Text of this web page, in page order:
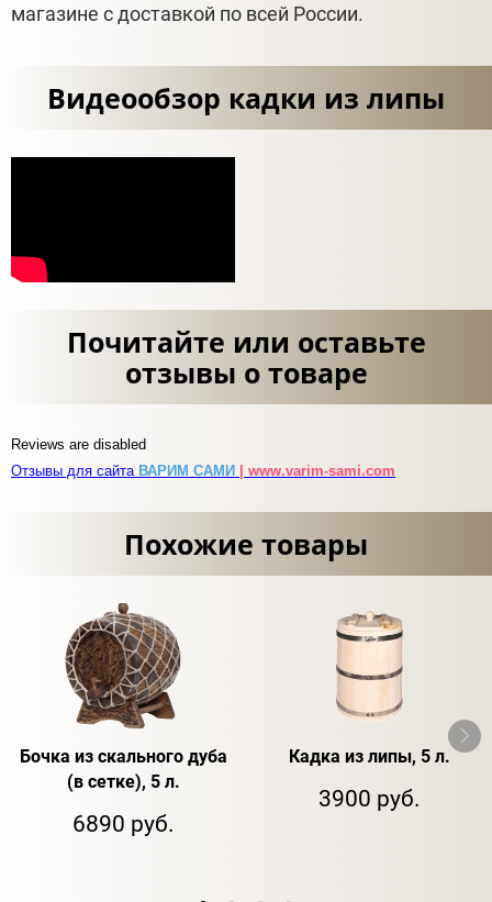
магазине с доставкой по всей России.
Видеообзор кадки из липы
Почитайте или оставьте
отзывы о товаре
Reviews are disabled
Отзывы для сайта ВАРИМ САМИ | www.varim-sami.com
Похожие товары
Бочка из скального дуба
(в сетке), 5 л.
6890 руб.
Кадка из липы, 5 л.
3900 руб.